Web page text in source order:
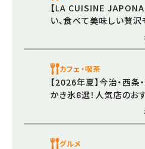
【LA CUISINE
い、食べて美味しい贅沢
ェ｜愛媛の夏モーニン
カフェ・喫茶
【2026年夏】今治・西
かき氷8選！人気店のお
グルメ